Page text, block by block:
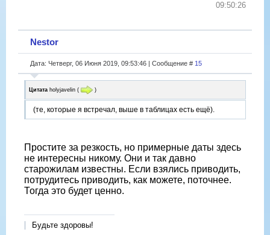
09:50:26
Nestor
Дата: Четверг, 06 Июня 2019, 09:53:46 | Сообщение # 15
Цитата holyjavelin ( )
(те, которые я встречал, выше в таблицах есть ещё).
Простите за резкость, но примерные даты здесь
не интересны никому. Они и так давно
старожилам известны. Если взялись приводить,
потрудитесь приводить, как можете, поточнее.
Тогда это будет ценно.
Будьте здоровы!